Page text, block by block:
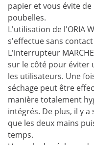
papier et vous évite
poubelles.
L'utilisation de l'ORIA
s'effectue sans
L'interrupteur
sur le côté pour éviter
les utilisateurs. Une
séchage peut être
manière totalement
intégrés. De plus, il y
que les deux mains
temps.